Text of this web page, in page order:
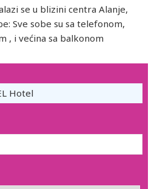
se u blizini centra Alanje,
Sve sobe su sa telefonom,
, i većina sa balkonom
Hotel